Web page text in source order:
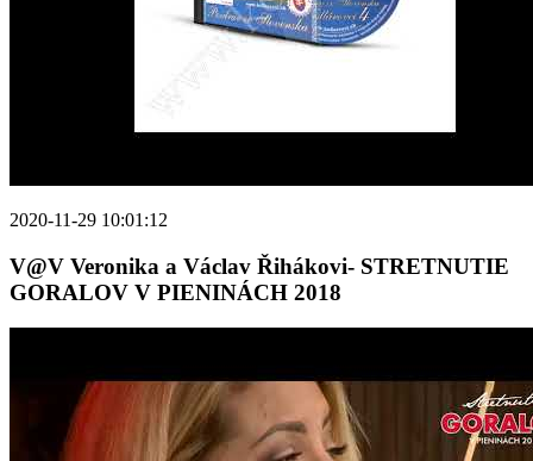
2020-11-29 10:01:12
V@V Veronika a Václav Řihákovi- STRETNUTIE
GORALOV V PIENINÁCH 2018